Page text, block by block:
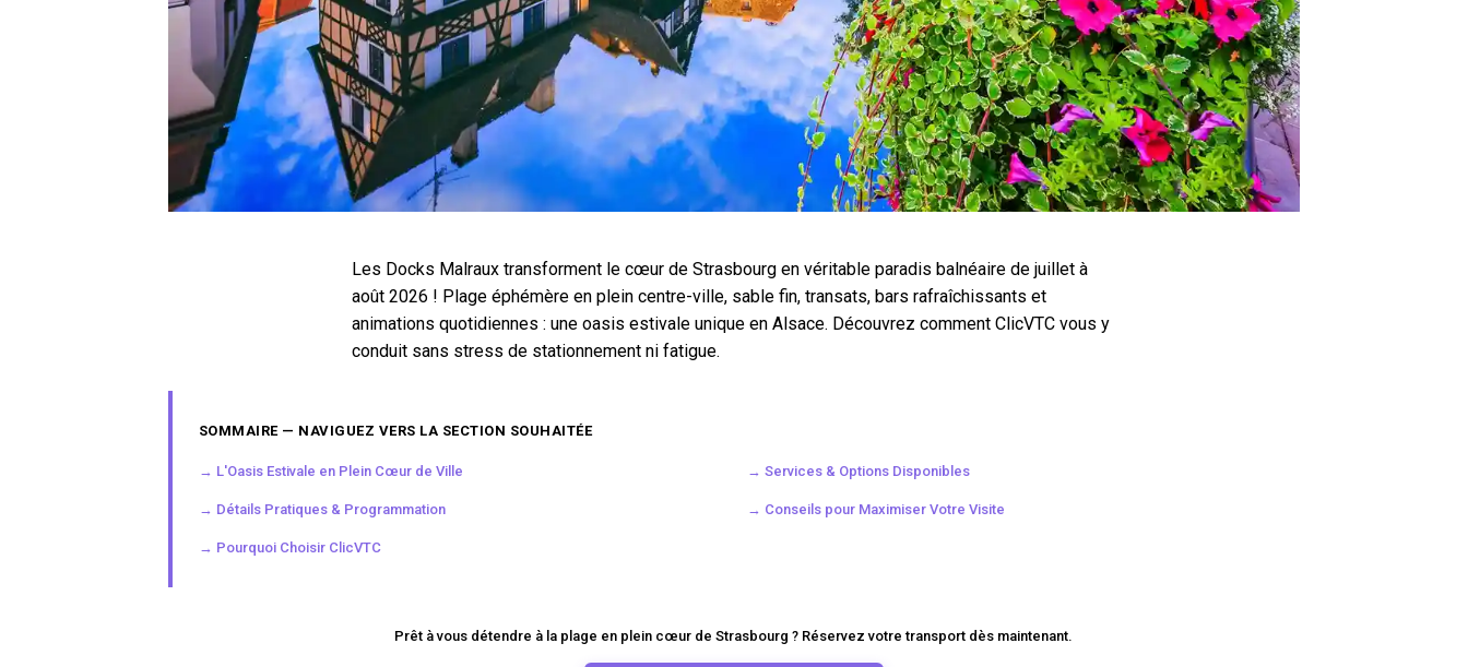
Les Docks Malraux transforment le cœur de Strasbourg en véritable paradis balnéaire de juillet à
août 2026 ! Plage éphémère en plein centre-ville, sable fin, transats, bars rafraîchissants et
animations quotidiennes : une oasis estivale unique en Alsace. Découvrez comment ClicVTC vous y
conduit sans stress de stationnement ni fatigue.
SOMMAIRE — NAVIGUEZ VERS LA SECTION SOUHAITÉE
→ L'Oasis Estivale en Plein Cœur de Ville
→ Détails Pratiques & Programmation
→ Pourquoi Choisir ClicVTC
→ Services & Options Disponibles
→ Conseils pour Maximiser Votre Visite
Prêt à vous détendre à la plage en plein cœur de Strasbourg ? Réservez votre transport dès maintenant.